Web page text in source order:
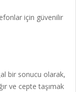
için güvenilir
bir sonucu olarak,
ve cepte taşımak